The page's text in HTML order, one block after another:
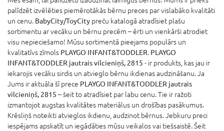
palīdzēt izvēlēties piemērotākās bērnu preces par vislabāko kvalitāti
un cenu. BabyCity/ToyCity preču katalogā atradīsiet plašu
sortimentu ar vecāku un bērnu precēm – ērti un vienkārši atrodiet
visu nepieciešamo! Mūsu sortimentā pieejams populārs un
kvalitatīvs zīmols PLAYGO INFANT&TODDLER. PLAYGO
INFANT&TODDLER jautrais vilcieniņš, 2815 - ir produkts, kas jau ir
iekarojis vecāku sirdis un atvieglo bērnu ikdienas audzināšanu. Ja
Jums ir aktuāla šī prece PLAYGO INFANT&TODDLER jautrais
vilcieniņš, 2815 – šeit to atradīsiet par labu cenu. Tie ir ražoti
izmantojot augstas kvalitātes materiālus un drošības pasākumus.
Krēsliņš noteikti atvieglos ikdienu, audzinot bērnus. Jebkuru preci
iespējams apskatīt un iegādāties mūsu veikalos vai tiešsaistē. Šeit